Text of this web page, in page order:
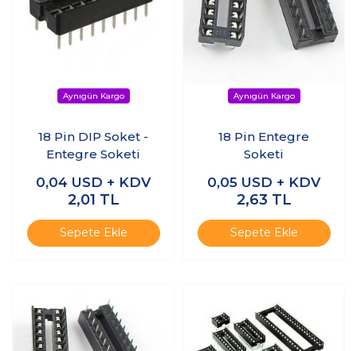
18 Pin DIP Soket -
Entegre Soketi
0,04 USD + KDV
2,01 TL
Sepete Ekle
18 Pin Entegre
Soketi
0,05 USD + KDV
2,63 TL
Sepete Ekle